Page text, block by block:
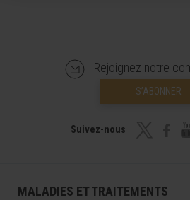
Rejoignez notre
S’ABONNER
Suivez-nous
MALADIES ET TRAITEMENTS